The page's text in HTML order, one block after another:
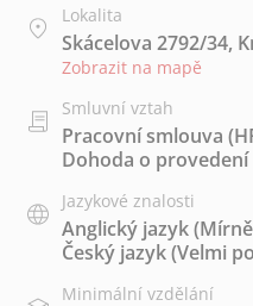
Lokalita
Skácelova 2792/34,
Zobrazit na mapě
Smluvní vztah
Pracovní smlouva
Dohoda o provedení
Jazykové znalosti
Anglický jazyk
Český jazyk(Velmi
Minimální vzdělání